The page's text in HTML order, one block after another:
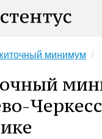
минимум